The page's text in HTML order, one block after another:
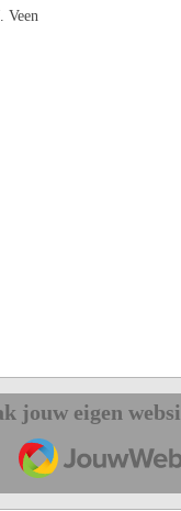
Veen
jouw eigen
JouwWeb